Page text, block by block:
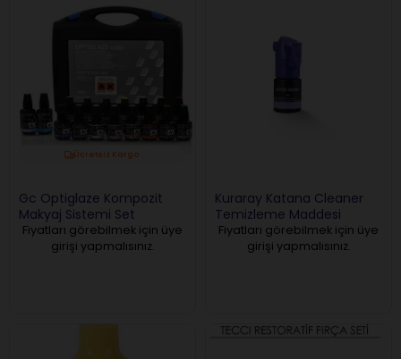
Ücretsiz Kargo
Gc Optiglaze Kompozit
Makyaj Sistemi Set
Fiyatları görebilmek için üye
girişi yapmalısınız.
Kuraray Katana Cleaner
Temizleme Maddesi
Fiyatları görebilmek için üye
girişi yapmalısınız.